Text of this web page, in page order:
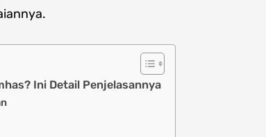
Ini Detail Penjelasannya